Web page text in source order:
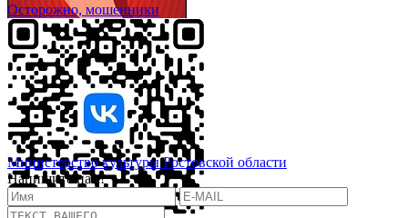
Осторожно, мошенники
Министерство культуры Ростовской области
Напишите нам!